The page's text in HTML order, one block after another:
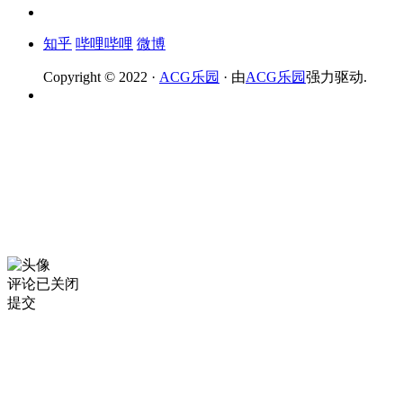
知乎 哔哩哔哩 微博
Copyright © 2022 · ACG乐园 · 由ACG乐园强力驱动.
评论已关闭
提交